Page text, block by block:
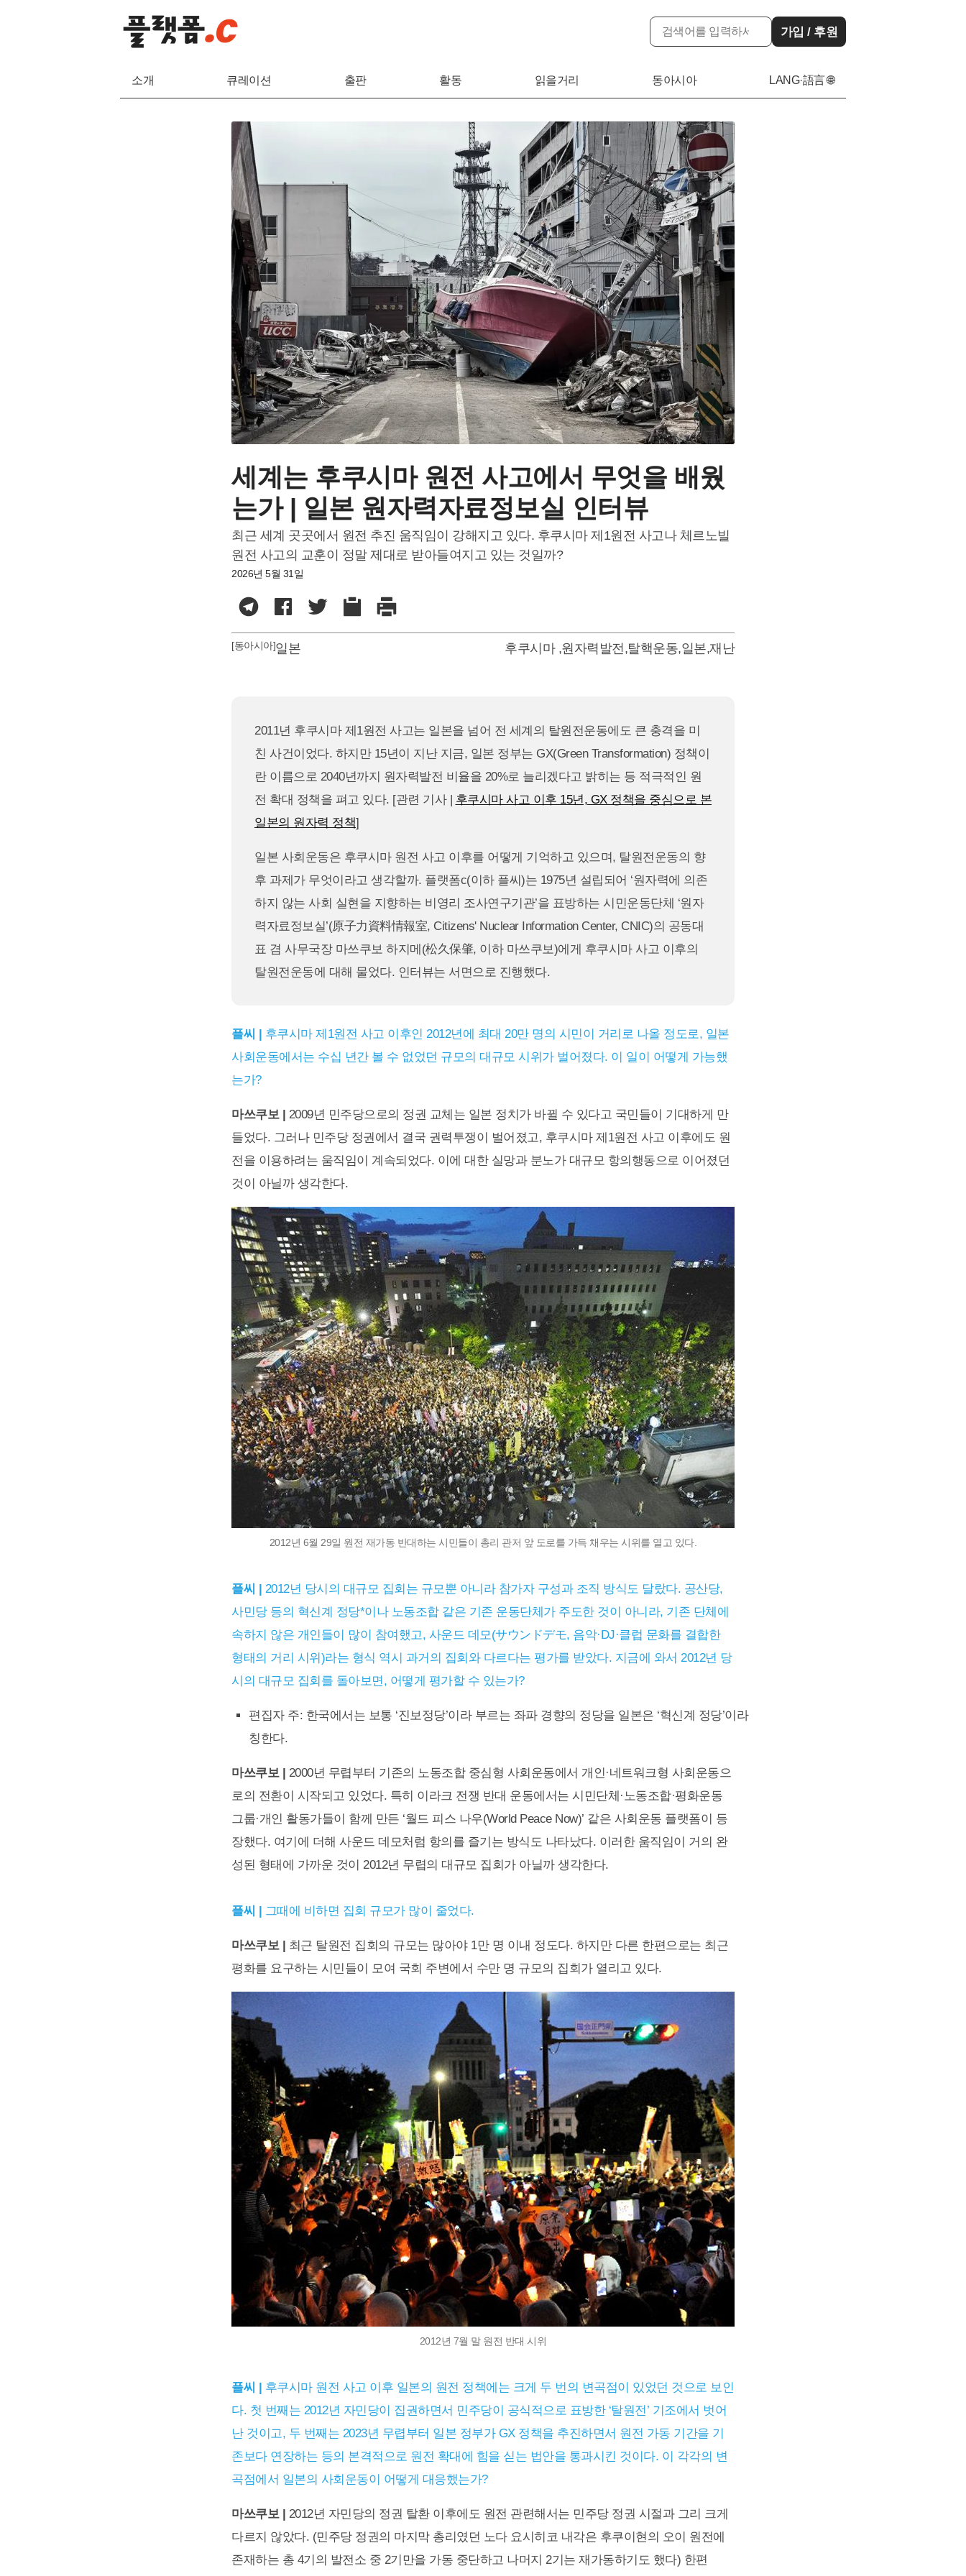
가입 / 후원
소개 큐레이션 출판 활동 읽을거리 동아시아 LANG·語言 🌐
세계는 후쿠시마 원전 사고에서 무엇을 배웠
는가 | 일본 원자력자료정보실 인터뷰
최근 세계 곳곳에서 원전 추진 움직임이 강해지고 있다. 후쿠시마 제1원전 사고나 체르노빌
원전 사고의 교훈이 정말 제대로 받아들여지고 있는 것일까?
2026년 5월 31일
[동아시아]일본 후쿠시마 ,원자력발전,탈핵운동,일본,재난
2011년 후쿠시마 제1원전 사고는 일본을 넘어 전 세계의 탈원전운동에도 큰 충격을 미
친 사건이었다. 하지만 15년이 지난 지금, 일본 정부는 GX(Green Transformation) 정책이
란 이름으로 2040년까지 원자력발전 비율을 20%로 늘리겠다고 밝히는 등 적극적인 원
전 확대 정책을 펴고 있다. [관련 기사 | 후쿠시마 사고 이후 15년, GX 정책을 중심으로 본
일본의 원자력 정책]
일본 사회운동은 후쿠시마 원전 사고 이후를 어떻게 기억하고 있으며, 탈원전운동의 향
후 과제가 무엇이라고 생각할까. 플랫폼c(이하 플씨)는 1975년 설립되어 ‘원자력에 의존
하지 않는 사회 실현을 지향하는 비영리 조사연구기관’을 표방하는 시민운동단체 ‘원자
력자료정보실’(原子力資料情報室, Citizens' Nuclear Information Center, CNIC)의 공동대
표 겸 사무국장 마쓰쿠보 하지메(松久保肇, 이하 마쓰쿠보)에게 후쿠시마 사고 이후의
탈원전운동에 대해 물었다. 인터뷰는 서면으로 진행했다.
플씨 | 후쿠시마 제1원전 사고 이후인 2012년에 최대 20만 명의 시민이 거리로 나올 정도로, 일본
사회운동에서는 수십 년간 볼 수 없었던 규모의 대규모 시위가 벌어졌다. 이 일이 어떻게 가능했
는가?
마쓰쿠보 | 2009년 민주당으로의 정권 교체는 일본 정치가 바뀔 수 있다고 국민들이 기대하게 만
들었다. 그러나 민주당 정권에서 결국 권력투쟁이 벌어졌고, 후쿠시마 제1원전 사고 이후에도 원
전을 이용하려는 움직임이 계속되었다. 이에 대한 실망과 분노가 대규모 항의행동으로 이어졌던
것이 아닐까 생각한다.
2012년 6월 29일 원전 재가동 반대하는 시민들이 총리 관저 앞 도로를 가득 채우는 시위를 열고 있다.
플씨 | 2012년 당시의 대규모 집회는 규모뿐 아니라 참가자 구성과 조직 방식도 달랐다. 공산당,
사민당 등의 혁신계 정당*이나 노동조합 같은 기존 운동단체가 주도한 것이 아니라, 기존 단체에
속하지 않은 개인들이 많이 참여했고, 사운드 데모(サウンドデモ, 음악·DJ·클럽 문화를 결합한
형태의 거리 시위)라는 형식 역시 과거의 집회와 다르다는 평가를 받았다. 지금에 와서 2012년 당
시의 대규모 집회를 돌아보면, 어떻게 평가할 수 있는가?
편집자 주: 한국에서는 보통 ‘진보정당’이라 부르는 좌파 경향의 정당을 일본은 ‘혁신계 정당’이라
칭한다.
마쓰쿠보 | 2000년 무렵부터 기존의 노동조합 중심형 사회운동에서 개인·네트워크형 사회운동으
로의 전환이 시작되고 있었다. 특히 이라크 전쟁 반대 운동에서는 시민단체·노동조합·평화운동
그룹·개인 활동가들이 함께 만든 ‘월드 피스 나우(World Peace Now)’ 같은 사회운동 플랫폼이 등
장했다. 여기에 더해 사운드 데모처럼 항의를 즐기는 방식도 나타났다. 이러한 움직임이 거의 완
성된 형태에 가까운 것이 2012년 무렵의 대규모 집회가 아닐까 생각한다.
플씨 | 그때에 비하면 집회 규모가 많이 줄었다.
마쓰쿠보 | 최근 탈원전 집회의 규모는 많아야 1만 명 이내 정도다. 하지만 다른 한편으로는 최근
평화를 요구하는 시민들이 모여 국회 주변에서 수만 명 규모의 집회가 열리고 있다.
2012년 7월 말 원전 반대 시위
플씨 | 후쿠시마 원전 사고 이후 일본의 원전 정책에는 크게 두 번의 변곡점이 있었던 것으로 보인
다. 첫 번째는 2012년 자민당이 집권하면서 민주당이 공식적으로 표방한 ‘탈원전’ 기조에서 벗어
난 것이고, 두 번째는 2023년 무렵부터 일본 정부가 GX 정책을 추진하면서 원전 가동 기간을 기
존보다 연장하는 등의 본격적으로 원전 확대에 힘을 싣는 법안을 통과시킨 것이다. 이 각각의 변
곡점에서 일본의 사회운동이 어떻게 대응했는가?
마쓰쿠보 | 2012년 자민당의 정권 탈환 이후에도 원전 관련해서는 민주당 정권 시절과 그리 크게
다르지 않았다. (민주당 정권의 마지막 총리였던 노다 요시히코 내각은 후쿠이현의 오이 원전에
존재하는 총 4기의 발전소 중 2기만을 가동 중단하고 나머지 2기는 재가동하기도 했다) 한편